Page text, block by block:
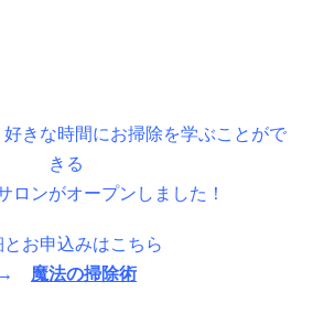
きな時間にお掃除を学ぶことがで
きる
ロンがオープンしました！
とお申込みはこちら
→ 魔法の掃除術